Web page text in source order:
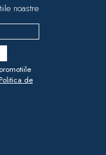
noastre
de